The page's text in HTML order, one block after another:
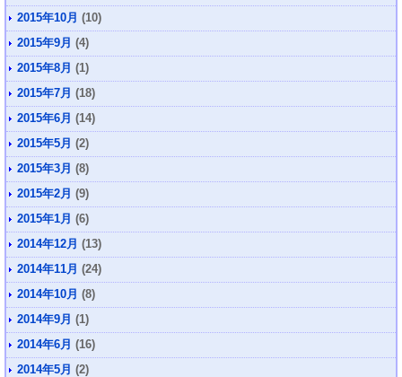
2015年10月 (10)
2015年9月 (4)
2015年8月 (1)
2015年7月 (18)
2015年6月 (14)
2015年5月 (2)
2015年3月 (8)
2015年2月 (9)
2015年1月 (6)
2014年12月 (13)
2014年11月 (24)
2014年10月 (8)
2014年9月 (1)
2014年6月 (16)
2014年5月 (2)